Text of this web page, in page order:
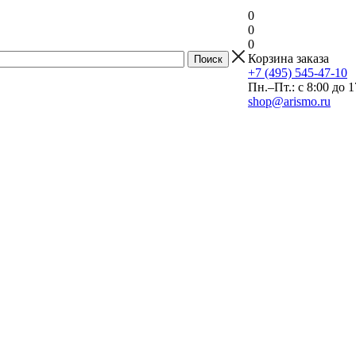
0
0
0
Корзина заказа
+7 (495) 545-47-10
Пн.–Пт.: с 8:00 до
shop@arismo.ru